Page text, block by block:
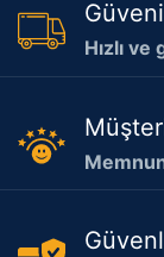
Hızlı